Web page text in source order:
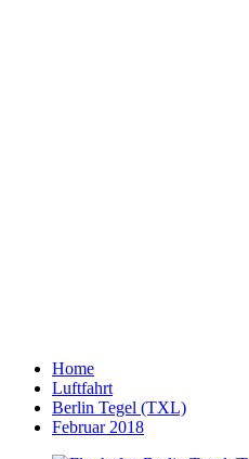
Home
Luftfahrt
Berlin Tegel (TXL)
Februar 2018